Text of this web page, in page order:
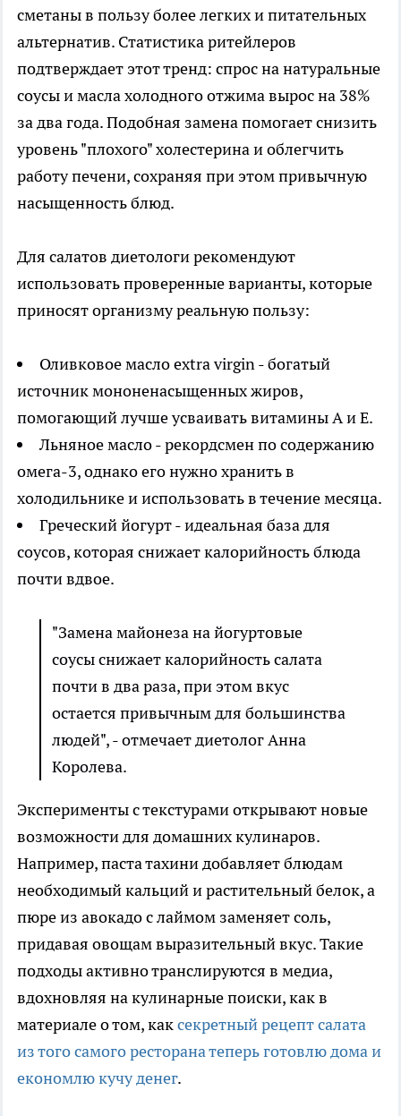
сметаны в пользу более легких и питательных
альтернатив. Статистика ритейлеров
подтверждает этот тренд: спрос на натуральные
соусы и масла холодного отжима вырос на 38%
за два года. Подобная замена помогает снизить
уровень "плохого" холестерина и облегчить
работу печени, сохраняя при этом привычную
насыщенность блюд.
Для салатов диетологи рекомендуют
использовать проверенные варианты, которые
приносят организму реальную пользу:
Оливковое масло extra virgin - богатый
источник мононенасыщенных жиров,
помогающий лучше усваивать витамины A и E.
Льняное масло - рекордсмен по содержанию
омега-3, однако его нужно хранить в
холодильнике и использовать в течение месяца.
Греческий йогурт - идеальная база для
соусов, которая снижает калорийность блюда
почти вдвое.
"Замена майонеза на йогуртовые
соусы снижает калорийность салата
почти в два раза, при этом вкус
остается привычным для большинства
людей", - отмечает диетолог Анна
Королева.
Эксперименты с текстурами открывают новые
возможности для домашних кулинаров.
Например, паста тахини добавляет блюдам
необходимый кальций и растительный белок, а
пюре из авокадо с лаймом заменяет соль,
придавая овощам выразительный вкус. Такие
подходы активно транслируются в медиа,
вдохновляя на кулинарные поиски, как в
материале о том, каксекретный рецепт салата
из того самого ресторана теперь готовлю дома и
економлю кучу денег.